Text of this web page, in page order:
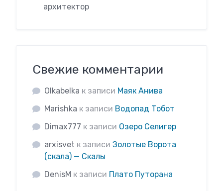
архитектор
Свежие комментарии
Olkabelka к записи Маяк Анива
Marishka к записи Водопад Тобот
Dimax777 к записи Озеро Селигер
arxisvet к записи Золотые Ворота
(скала) — Скалы
DenisM к записи Плато Путорана